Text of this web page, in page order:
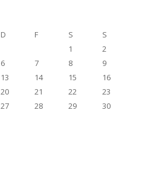
D F S
S
1
2
6 7 8
9
13 14 15
16
20 21 22
23
27 28 29
30